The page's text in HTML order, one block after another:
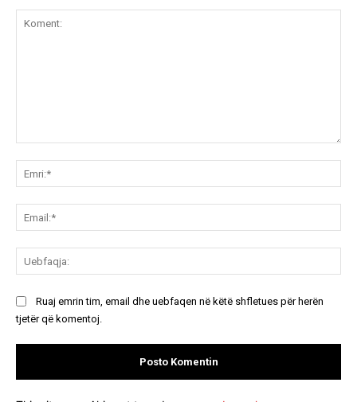
Ruaj emrin tim, email dhe uebfaqen në këtë shfletues për herën
tjetër që komentoj.